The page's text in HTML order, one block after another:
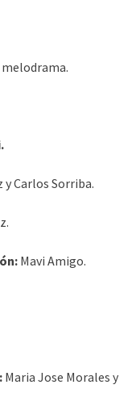
melodrama.
y Carlos Sorriba.
Mavi Amigo.
Maria Jose Morales y